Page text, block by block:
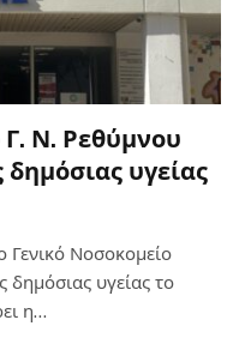
Ν. Ρεθύμνου
υγείας
Νοσοκομείο
δημόσιας υγείας το
η…